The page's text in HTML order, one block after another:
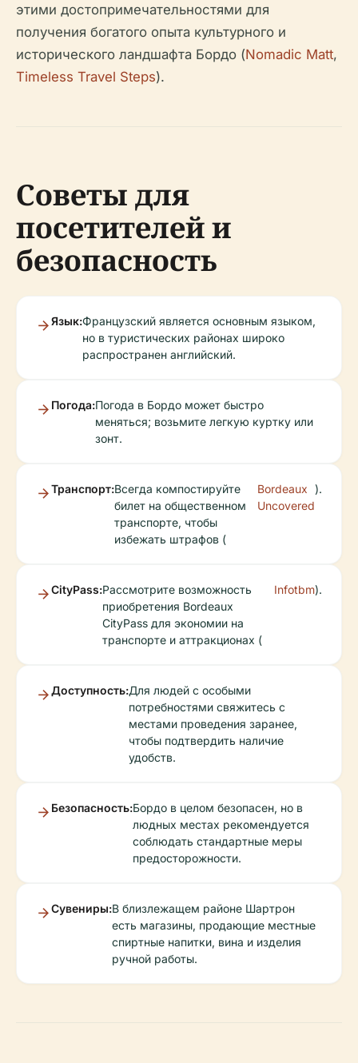
этими достопримечательностями для
получения богатого опыта культурного и
исторического ландшафта Бордо (Nomadic Matt,
Timeless Travel Steps).
Советы для
посетителей и
безопасность
Язык:Французский является основным языком,
но в туристических районах широко
распространен английский.
Погода:Погода в Бордо может быстро
меняться; возьмите легкую куртку или
зонт.
Транспорт:Всегда компостируйте
билет на общественном
транспорте, чтобы
избежать штрафов (
Bordeaux
Uncovered
).
CityPass:Рассмотрите возможность
приобретения Bordeaux
CityPass для экономии на
транспорте и аттракционах (
Infotbm).
Доступность:Для людей с особыми
потребностями свяжитесь с
местами проведения заранее,
чтобы подтвердить наличие
удобств.
Безопасность:Бордо в целом безопасен, но в
людных местах рекомендуется
соблюдать стандартные меры
предосторожности.
Сувениры:В близлежащем районе Шартрон
есть магазины, продающие местные
спиртные напитки, вина и изделия
ручной работы.